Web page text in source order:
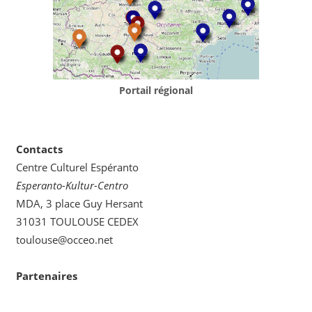
Portail régional
Contacts
Centre Culturel Espéranto
Esperanto-Kultur-Centro
MDA, 3 place Guy Hersant
31031 TOULOUSE CEDEX
toulouse@occeo.net
Partenaires